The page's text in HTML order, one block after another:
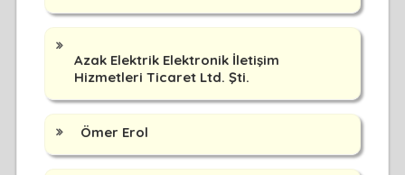
Azak Elektrik Elektronik İletişim
Hizmetleri Ticaret Ltd. Şti.
Ömer Erol